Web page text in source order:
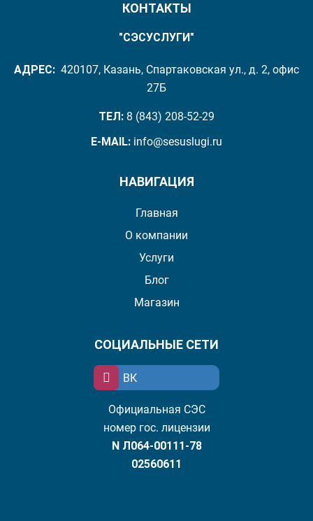
КОНТАКТЫ
"СЭСУСЛУГИ"
АДРЕС: 420107, Казань, Спартаковская ул., д. 2, офис
27Б
ТЕЛ: 8 (843) 208-52-29
E-MAIL: info@sesuslugi.ru
НАВИГАЦИЯ
Главная
О компании
Услуги
Блог
Магазин
СОЦИАЛЬНЫЕ СЕТИ
ВК
Официальная СЭС
номер гос. лицензии
N Л064-00111-78
02560611